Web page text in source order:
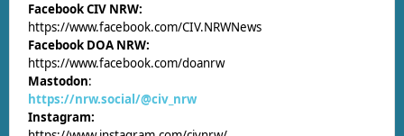
Facebook CIV NRW:
https://www.facebook.com/CIV.NRWNews
Facebook DOA NRW:
https://www.facebook.com/doanrw
Mastodon:
https://nrw.social/@civ_nrw
Instagram: